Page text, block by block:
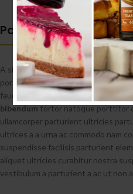
Parturient convallis
A sit tellus a curabitur ornare
porta montes suspendisse integer
faucibus vehicula suspendisse
bibendumtortor natoque porttitor
ullamcorper parturient ultricies
ultrices a a urna ac commodo nam
suspendisse facilisis parturient
aliquet ultricies curabitur nostra
vestibulum a parturient a ac ut non